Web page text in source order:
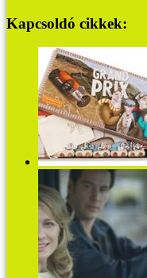
Kapcsoldó cikkek: